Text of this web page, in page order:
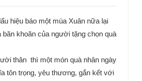
hiệu báo một mùa Xuân nữa lại
khoăn của người tặng chọn quà
thân thì một món quà nhân ngày
tôn trọng, yêu thương, gắn kết với